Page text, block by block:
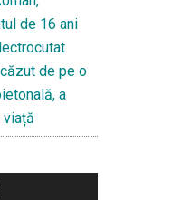
de 16 ani
de pe o
a
viață